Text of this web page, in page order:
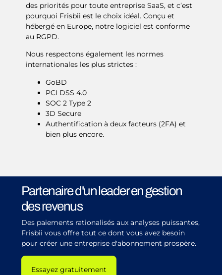
des priorités pour toute entreprise SaaS, et c’est
pourquoi Frisbii est le choix idéal. Conçu et
hébergé en Europe, notre logiciel est conforme
au RGPD.
Nous respectons également les normes
internationales les plus strictes :
GoBD
PCI DSS 4.0
SOC 2 Type 2
3D Secure
Authentification à deux facteurs (2FA) et
bien plus encore.
Partenaire d'un leader en gestion
des revenus
Des paiements rationalisés aux analyses puissantes,
Frisbii vous offre tout ce dont vous avez besoin
pour créer une entreprise d'abonnement prospère.
Essayez gratuitement